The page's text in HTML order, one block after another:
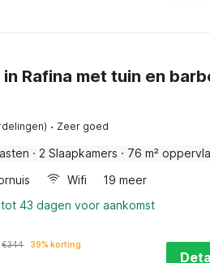
Rafina met tuin en
· Zeer goed
· 2 Slaapkamers · 76 m²
Wifi
19 meer
43 dagen voor aankomst
€344 39% korting